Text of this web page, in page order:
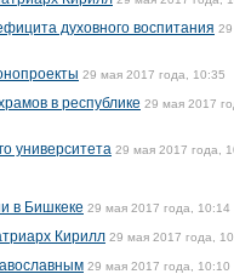
духовного воспитания
29 мая 2017 года, 10:35
в республике 29 мая 2017
университета 29 мая 2017 года,
в Бишкеке 29 мая 2017 года, 10:14
Кирилл 29 мая 2017 года,
29 мая 2017 года, 10:10